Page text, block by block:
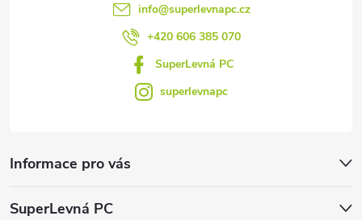
info@superlevnapc.cz
+420 606 385 070
SuperLevná PC
superlevnapc
Informace pro vás
SuperLevná PC